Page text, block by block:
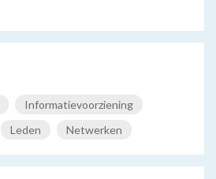
Informatievoorziening
Leden Netwerken